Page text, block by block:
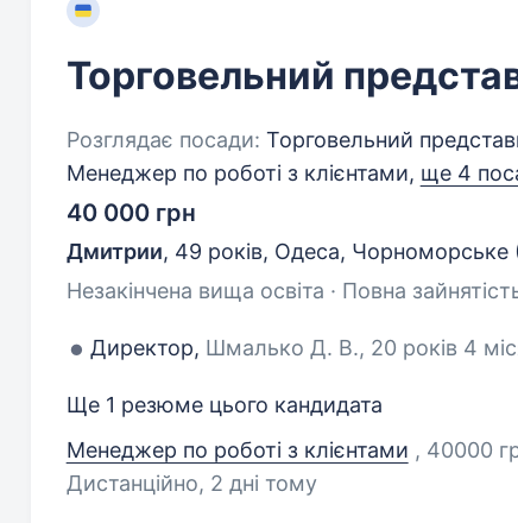
Торговельний
Розглядає посади: Торговельний
Менеджер по роботі з клієнтами, ще 4
40 000 грн
Дмитрии, 49 років, Одеса, Чорноморське
Незакінчена вища освіта · Повна
Директор, Шмалько Д. В., 20 років 4
Ще 1 резюме цього кандидата
Менеджер по роботі з клієнтами , 40000
Дистанційно, 2 дні тому